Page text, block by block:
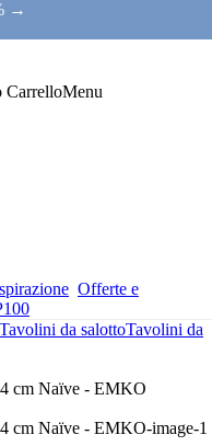
→
CarrelloMenu
Offerte e
Tavolini da salottoTavolini da